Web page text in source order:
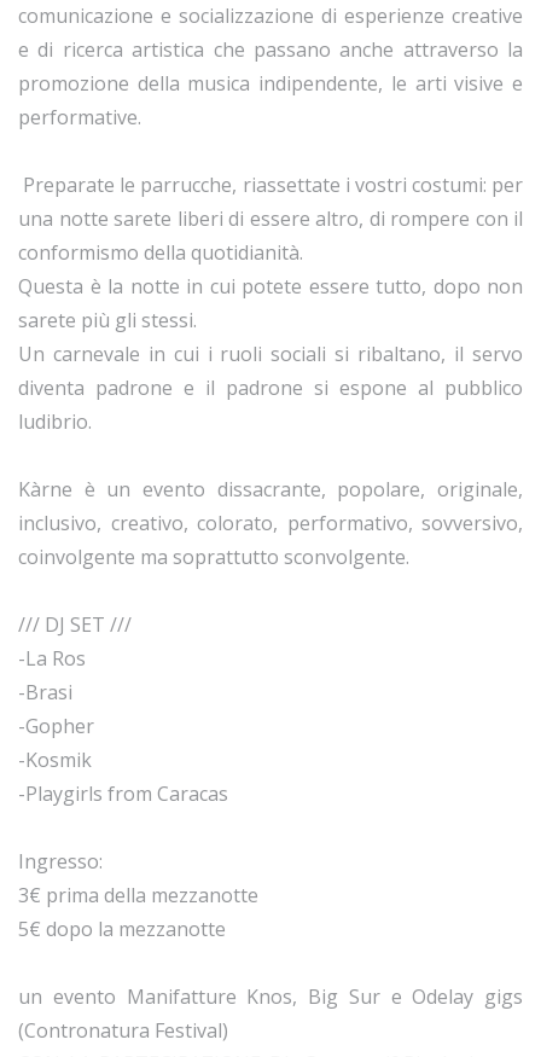
comunicazione e socializzazione di esperienze creative
e di ricerca artistica che passano anche attraverso la
promozione della musica indipendente, le arti visive e
performative.
Preparate le parrucche, riassettate i vostri costumi: per
una notte sarete liberi di essere altro, di rompere con il
conformismo della quotidianità.
Questa è la notte in cui potete essere tutto, dopo non
sarete più gli stessi.
Un carnevale in cui i ruoli sociali si ribaltano, il servo
diventa padrone e il padrone si espone al pubblico
ludibrio.
Kàrne è un evento dissacrante, popolare, originale,
inclusivo, creativo, colorato, performativo, sovversivo,
coinvolgente ma soprattutto sconvolgente.
/// DJ SET ///
-La Ros
-Brasi
-Gopher
-Kosmik
-Playgirls from Caracas
Ingresso:
3€ prima della mezzanotte
5€ dopo la mezzanotte
un evento Manifatture Knos, Big Sur e Odelay gigs
(Contronatura Festival)